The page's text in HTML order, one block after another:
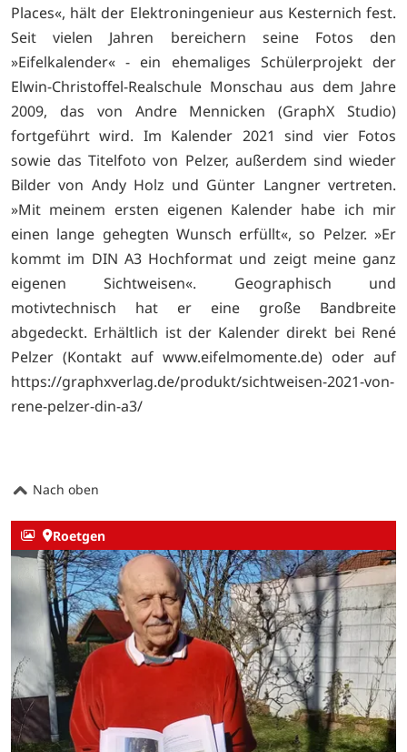
Places«, hält der Elektroningenieur aus Kesternich fest.
Seit vielen Jahren bereichern seine Fotos den
»Eifelkalender« - ein ehemaliges Schülerprojekt der
Elwin-Christoffel-Realschule Monschau aus dem Jahre
2009, das von Andre Mennicken (GraphX Studio)
fortgeführt wird. Im Kalender 2021 sind vier Fotos
sowie das Titelfoto von Pelzer, außerdem sind wieder
Bilder von Andy Holz und Günter Langner vertreten.
»Mit meinem ersten eigenen Kalender habe ich mir
einen lange gehegten Wunsch erfüllt«, so Pelzer. »Er
kommt im DIN A3 Hochformat und zeigt meine ganz
eigenen Sichtweisen«. Geographisch und
motivtechnisch hat er eine große Bandbreite
abgedeckt. Erhältlich ist der Kalender direkt bei René
Pelzer (Kontakt auf www.eifelmomente.de) oder auf
https://graphxverlag.de/produkt/sichtweisen-2021-von-
rene-pelzer-din-a3/
Nach oben
Roetgen